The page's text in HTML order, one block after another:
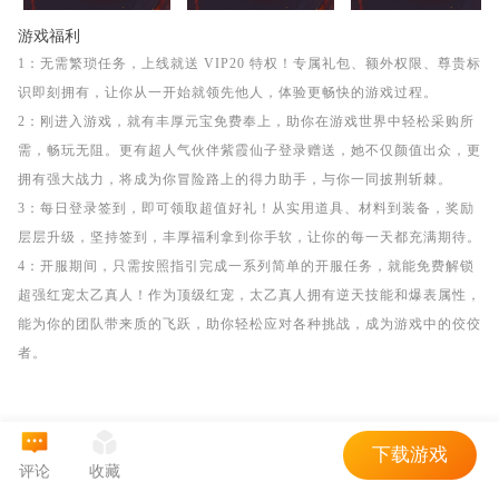
游戏福利
1：无需繁琐任务，上线就送 VIP20 特权！专属礼包、额外权限、尊贵标
识即刻拥有，让你从一开始就领先他人，体验更畅快的游戏过程。
2：刚进入游戏，就有丰厚元宝免费奉上，助你在游戏世界中轻松采购所
需，畅玩无阻。更有超人气伙伴紫霞仙子登录赠送，她不仅颜值出众，更
拥有强大战力，将成为你冒险路上的得力助手，与你一同披荆斩棘。
3：每日登录签到，即可领取超值好礼！从实用道具、材料到装备，奖励
层层升级，坚持签到，丰厚福利拿到你手软，让你的每一天都充满期待。
4：开服期间，只需按照指引完成一系列简单的开服任务，就能免费解锁
超强红宠太乙真人！作为顶级红宠，太乙真人拥有逆天技能和爆表属性，
能为你的团队带来质的飞跃，助你轻松应对各种挑战，成为游戏中的佼佼
者。
评论 收藏
下载游戏